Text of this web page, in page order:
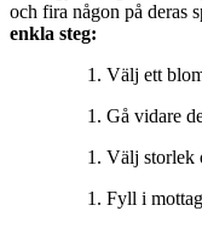
och fira någon på deras
enkla steg:
Välj ett
Gå vidare
Välj storlek
Fyll i